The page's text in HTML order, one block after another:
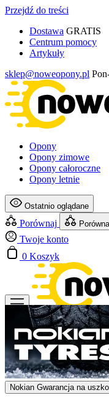
Przejdź do treści
Dostawa GRATIS
Centrum pomocy
Artykuły
sklep@noweopony.pl
Opony
Opony zimowe
Opony całoroczne
Opony letnie
Ostatnio oglądane
Porównaj
Twoje konto
0 Koszyk
Nokian Gwarancja na